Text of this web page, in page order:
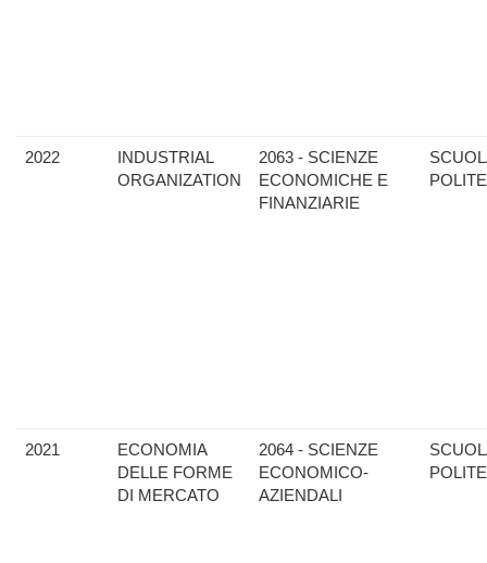
2022
INDUSTRIAL
ORGANIZATION
2063 - SCIENZE
ECONOMICHE E
FINANZIARIE
2021
ECONOMIA
DELLE FORME
DI MERCATO
2064 - SCIENZE
ECONOMICO-
AZIENDALI